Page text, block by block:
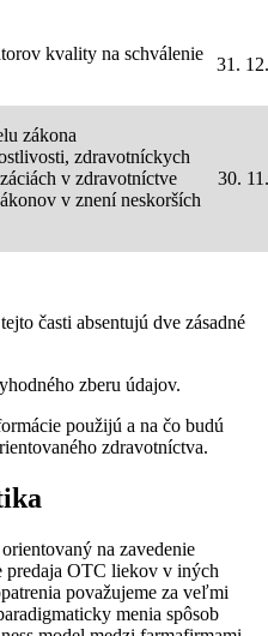
kvality na schválenie
31.
zákona
zdravotníckych
v zdravotníctve
v znení neskorších
30.
časti absentujú dve zásadné
zberu údajov.
použijú a na čo budú
zdravotníctva.
na zavedenie
predaja OTC liekov v iných
považujeme za veľmi
menia spôsob